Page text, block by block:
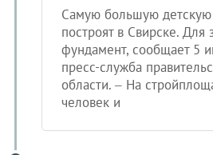
Самую большую детскую
построят в Свирске. Для
фундамент, сообщает 5
пресс-служба
области. – На
человек и